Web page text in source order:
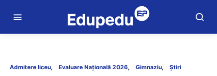
Admitere liceu Evaluare Națională 2026 Gimnaziu Știri